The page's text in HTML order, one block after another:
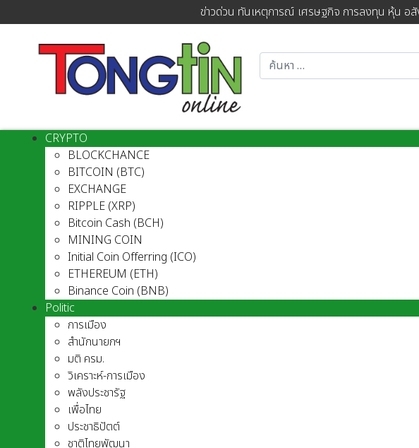
ข่าวด่วน ทันเหตุการณ์ เศรษฐกิจ การลงทุน หุ้น อสั
CRYPTO
BLOCKCHANCE
BITCOIN (BTC)
EXCHANGE
RIPPLE (XRP)
Bitcoin Cash (BCH)
MINING COIN
Initial Coin Offerring (ICO)
ETHEREUM (ETH)
Binance Coin (BNB)
Politic
การเมือง
สำนักนายกฯ
มติ ครม.
วิเคราะห์-การเมือง
พลังประชารัฐ
เพื่อไทย
ประชาธิปัตต์
ชาติไทยพัฒนา